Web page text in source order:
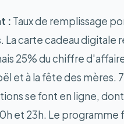
: Taux de remplissage
La carte cadeau digitale
25% du chiffre
et à la fête des mères.
se font en ligne,
et 23h. Le programme